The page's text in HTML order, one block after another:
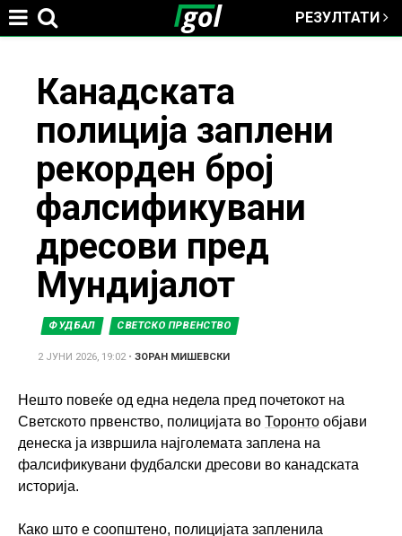
РЕЗУЛТАТИ
here
Канадската
полиција заплени
рекорден број
фалсификувани
дресови пред
Мундијалот
ФУДБАЛ СВЕТСКО ПРВЕНСТВО
2 ЈУНИ 2026, 19:02•ЗОРАН МИШЕВСКИ
Нешто повеќе од една недела пред почетокот на
Светското првенство, полицијата во Торонто објави
денеска ја извршила најголемата заплена на
фалсификувани фудбалски дресови во канадската
историја.
Како што е соопштено, полицијата запленила